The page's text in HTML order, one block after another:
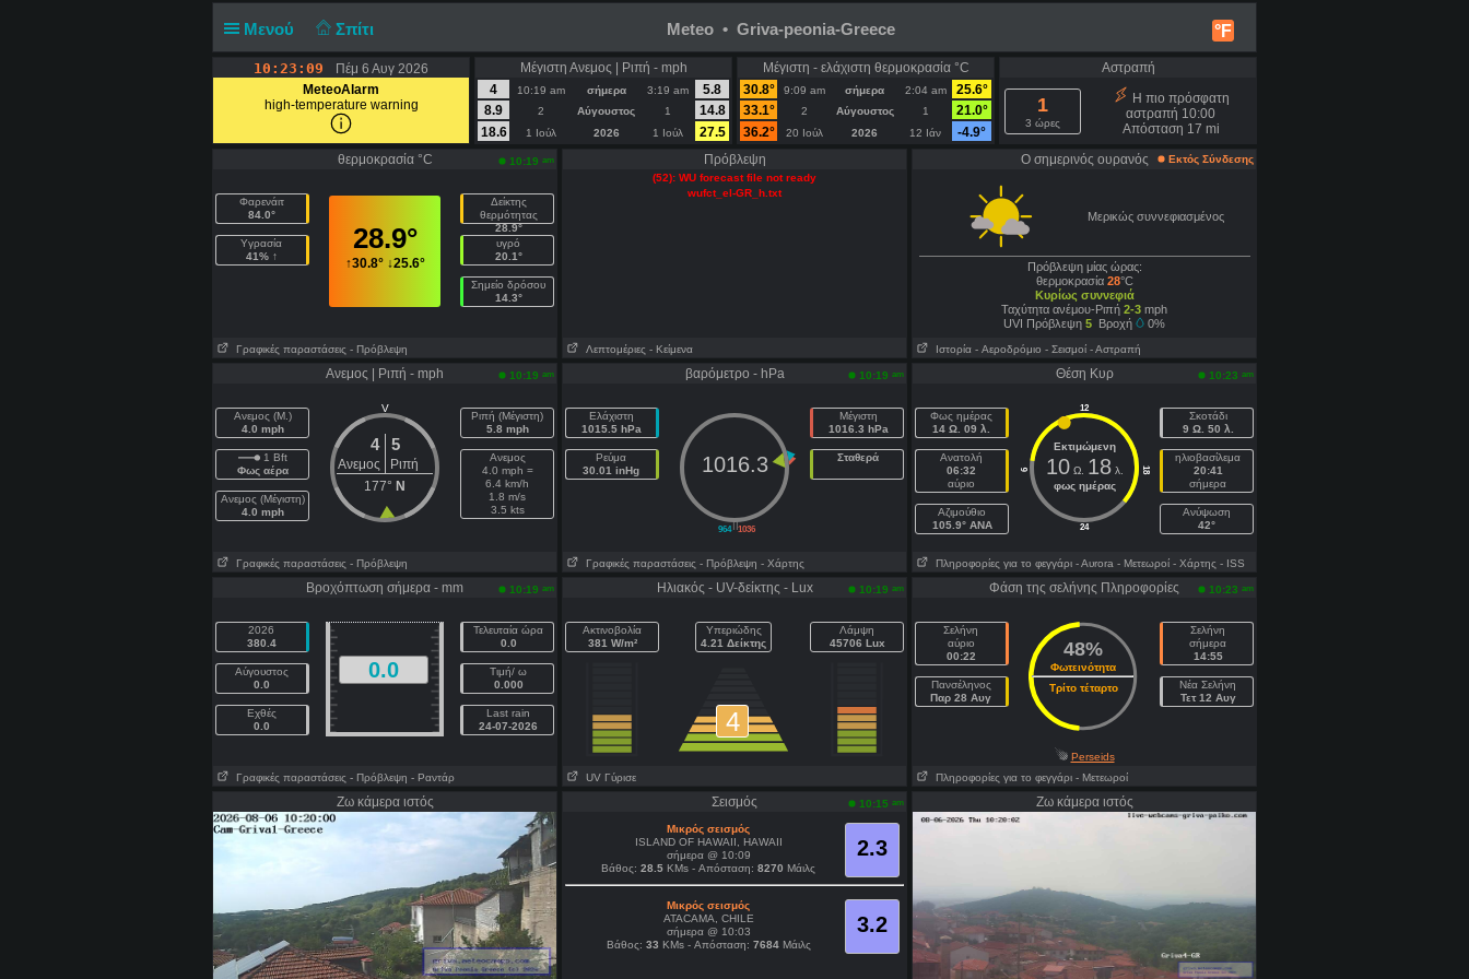
Μενού Σπίτι °F
Meteo • Griva-peonia-Greece
10:23:09
Πέμ 6 Αυγ 2026
MeteoAlarm
high-temperature warning
Μέγιστη Ανεμος | Ριπή - mph
4
10:19 am σήμερα 3:19 am
5.8
8.9
2 Αύγουστος 1
14.8
18.6
1 Ιούλ 2026 1 Ιούλ 27.5
Μέγιστη - ελάχιστη θερμοκρασία °C
30.8°
9:09 am σήμερα 2:04 am
25.6°
33.1°
2 Αύγουστος 1
21.0°
36.2°
20 Ιούλ 2026 12 Ιάν -4.9°
Αστραπή
1
3 ώρες
Η πιο πρόσφατη
αστραπή 10:00
Απόσταση 17 mi
θερμοκρασία °C
10:19 am
Φαρενάιτ
84.0°
Υγρασία
41% ↑
28.9°
↑30.8°↓25.6°
Δείκτης
θερμότητας
28.9°
υγρό
20.1°
Σημείο δρόσου
14.3°
Γραφικές παραστάσεις - Πρόβλεψη
Πρόβλεψη
(52): WU forecast file not ready
wufct_el-GR_h.txt
Λεπτομέριες - Κείμενα
Ο σημερινός ουρανός Εκτός Σύνδεσης
Μερικώς συννεφιασμένος
Πρόβλεψη μίας ώρας:
θερμοκρασία 28°C
Κυρίως συννεφιά
Ταχύτητα ανέμου-Ριπή 2-3 mph
UVI Πρόβλεψη 5 Βροχή 0%
Ιστορία - Aεροδρόμιο - Σεισμοί - Αστραπή
Ανεμος | Ριπή - mph 10:19 am
Ανεμος (Μ.)
4.0 mph
1 Bft
Φως αέρα
Ανεμος (Μέγιστη)
4.0 mph
V
4 5
Ανεμος
Ριπή
177° N
Ριπή (Μέγιστη)
5.8 mph
Ανεμος
4.0 mph =
6.4 km/h
1.8 m/s
3.5 kts
Γραφικές παραστάσεις - Πρόβλεψη
βαρόμετρο - hPa 10:19 am
Ελάχιστη
1015.5 hPa
Ρεύμα
30.01 inHg
||
964 1036
1016.3
Μέγιστη
1016.3 hPa
Σταθερά
Γραφικές παραστάσεις - Πρόβλεψη - Χάρτης
Θέση Κυρ 10:23 am
Φως ημέρας
14 Ω. 09 λ.
Ανατολή
06:32
αύριο
Aζιμούθιο
105.9° ANA
12
24
6 18
Εκτιμώμενη
10Ω. 18λ.
φως ημέρας
Σκοτάδι
9 Ω. 50 λ.
ηλιοβασίλεμα
20:41
σήμερα
Ανύψωση
42°
Πληροφορίες για το φεγγάρι - Αυrora - Μετεωροί - Χάρτης - ISS
Βροχόπτωση σήμερα - mm 10:19 am
2026
380.4
Αύγουστος
0.0
Εχθές
0.0
0.0
Τελευταία ώρα
0.0
Τιμή/ ω
0.000
Last rain
24-07-2026
Γραφικές παραστάσεις - Πρόβλεψη - Ραντάρ
Ηλιακός - UV-δείκτης - Lux 10:19 am
Ακτινοβολία
381 W/m²
Υπεριώδης
4.21 Δείκτης
4
Λάμψη
45706 Lux
UV Γύρισε
Φάση της σελήνης Πληροφορίες 10:23 am
Σελήνη
αύριο
00:22
Πανσέληνος
Παρ 28 Αυγ
48%
Φωτεινότητα
Τρίτο τέταρτο
Σελήνη
σήμερα
14:55
Νέα Σελήνη
Τετ 12 Αυγ
Perseids
Πληροφορίες για το φεγγάρι - Μετεωροί
Ζω κάμερα ιστός Σεισμός 10:15 am
2.3
Μικρός σεισμός
ISLAND OF HAWAII, HAWAII
σήμερα @ 10:09
Βάθος: 28.5 KMs - Απόσταση: 8270 Μάιλς
3.2
Μικρός σεισμός
ATACAMA, CHILE
σήμερα @ 10:03
Βάθος: 33 KMs - Απόσταση: 7684Μάιλς
Ζω κάμερα ιστός